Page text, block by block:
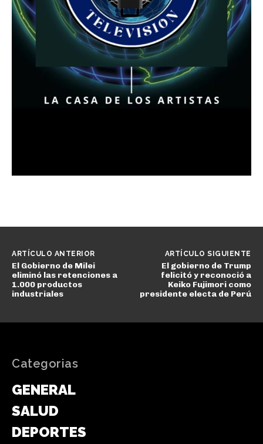
ARTÍCULO ANTERIOR
El Gobierno de Milei
eliminó las retenciones a
1.000 productos
industriales
ARTÍCULO SIGUIENTE
El gobierno de Trump
felicitó y reconoció a
Keiko Fujimori como
presidente electa de Perú
Categorias
GENERAL
SALUD
DEPORTES